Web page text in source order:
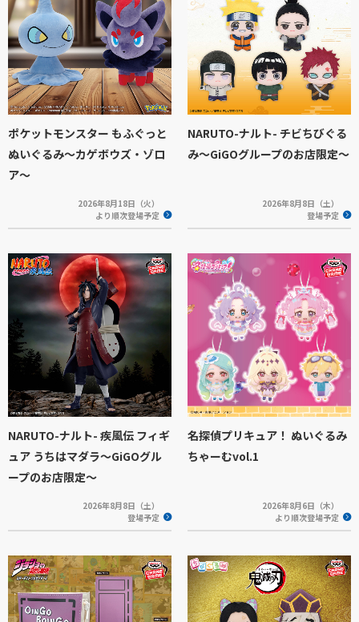
ポケットモンスター もふぐっと
ぬいぐるみ～カゲボウズ・ゾロ
ア～
2026年8月18日（火）
より順次登場予定
NARUTO-ナルト- チビちびぐる
み〜GiGOグループのお店限定〜
2026年8月8日（土）
登場予定
NARUTO-ナルト- 疾風伝 フィギ
ュア うちはマダラ～GiGOグル
ープのお店限定～
2026年8月8日（土）
登場予定
名探偵プリキュア！ ぬいぐるみ
ちゃーむvol.1
2026年8月6日（木）
より順次登場予定